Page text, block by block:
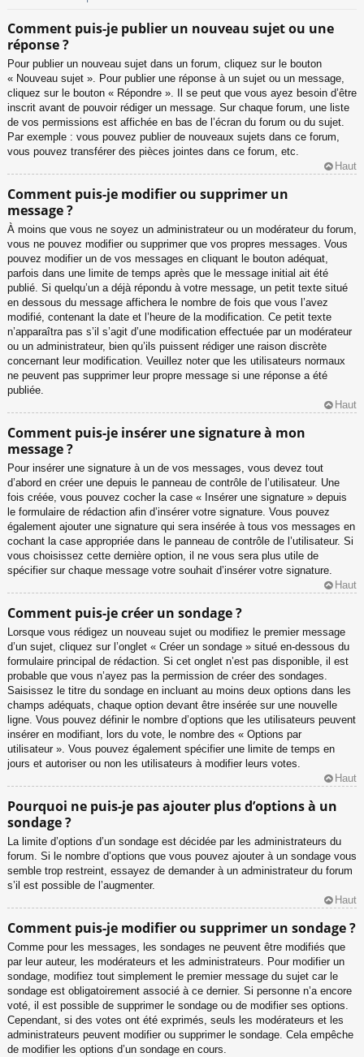
Comment puis-je publier un nouveau sujet ou une
réponse ?
Pour publier un nouveau sujet dans un forum, cliquez sur le bouton
« Nouveau sujet ». Pour publier une réponse à un sujet ou un message,
cliquez sur le bouton « Répondre ». Il se peut que vous ayez besoin d’être
inscrit avant de pouvoir rédiger un message. Sur chaque forum, une liste
de vos permissions est affichée en bas de l’écran du forum ou du sujet.
Par exemple : vous pouvez publier de nouveaux sujets dans ce forum,
vous pouvez transférer des pièces jointes dans ce forum, etc.
Haut
Comment puis-je modifier ou supprimer un
message ?
À moins que vous ne soyez un administrateur ou un modérateur du forum,
vous ne pouvez modifier ou supprimer que vos propres messages. Vous
pouvez modifier un de vos messages en cliquant le bouton adéquat,
parfois dans une limite de temps après que le message initial ait été
publié. Si quelqu’un a déjà répondu à votre message, un petit texte situé
en dessous du message affichera le nombre de fois que vous l’avez
modifié, contenant la date et l’heure de la modification. Ce petit texte
n’apparaîtra pas s’il s’agit d’une modification effectuée par un modérateur
ou un administrateur, bien qu’ils puissent rédiger une raison discrète
concernant leur modification. Veuillez noter que les utilisateurs normaux
ne peuvent pas supprimer leur propre message si une réponse a été
publiée.
Haut
Comment puis-je insérer une signature à mon
message ?
Pour insérer une signature à un de vos messages, vous devez tout
d’abord en créer une depuis le panneau de contrôle de l’utilisateur. Une
fois créée, vous pouvez cocher la case « Insérer une signature » depuis
le formulaire de rédaction afin d’insérer votre signature. Vous pouvez
également ajouter une signature qui sera insérée à tous vos messages en
cochant la case appropriée dans le panneau de contrôle de l’utilisateur. Si
vous choisissez cette dernière option, il ne vous sera plus utile de
spécifier sur chaque message votre souhait d’insérer votre signature.
Haut
Comment puis-je créer un sondage ?
Lorsque vous rédigez un nouveau sujet ou modifiez le premier message
d’un sujet, cliquez sur l’onglet « Créer un sondage » situé en-dessous du
formulaire principal de rédaction. Si cet onglet n’est pas disponible, il est
probable que vous n’ayez pas la permission de créer des sondages.
Saisissez le titre du sondage en incluant au moins deux options dans les
champs adéquats, chaque option devant être insérée sur une nouvelle
ligne. Vous pouvez définir le nombre d’options que les utilisateurs peuvent
insérer en modifiant, lors du vote, le nombre des « Options par
utilisateur ». Vous pouvez également spécifier une limite de temps en
jours et autoriser ou non les utilisateurs à modifier leurs votes.
Haut
Pourquoi ne puis-je pas ajouter plus d’options à un
sondage ?
La limite d’options d’un sondage est décidée par les administrateurs du
forum. Si le nombre d’options que vous pouvez ajouter à un sondage vous
semble trop restreint, essayez de demander à un administrateur du forum
s’il est possible de l’augmenter.
Haut
Comment puis-je modifier ou supprimer un sondage ?
Comme pour les messages, les sondages ne peuvent être modifiés que
par leur auteur, les modérateurs et les administrateurs. Pour modifier un
sondage, modifiez tout simplement le premier message du sujet car le
sondage est obligatoirement associé à ce dernier. Si personne n’a encore
voté, il est possible de supprimer le sondage ou de modifier ses options.
Cependant, si des votes ont été exprimés, seuls les modérateurs et les
administrateurs peuvent modifier ou supprimer le sondage. Cela empêche
de modifier les options d’un sondage en cours.